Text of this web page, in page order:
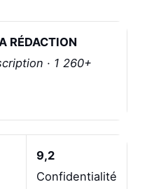
RÉDACTION
· 1 260+
9,2
Confidentialité